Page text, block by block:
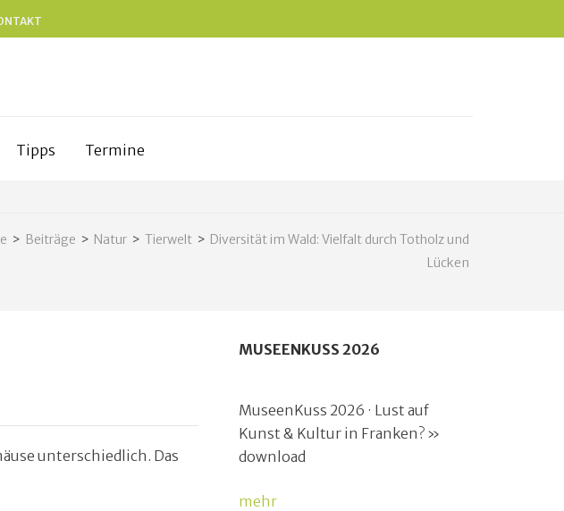
Tipps Termine
> Beiträge > Natur > Tierwelt > Diversität im Wald: Vielfalt durch Totholz und
Lücken
unterschiedlich. Das
MUSEENKUSS 2026
MuseenKuss 2026 · Lust auf
Kunst & Kultur in Franken? »
download
mehr